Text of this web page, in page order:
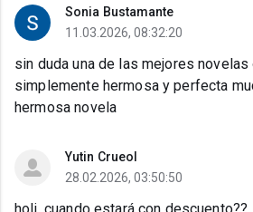
Sonia Bustamante
11.03.2026, 08:32:20
sin duda una de las mejores
simplemente hermosa y perfecta
hermosa novela
Yutin Crueol
28.02.2026, 03:50:50